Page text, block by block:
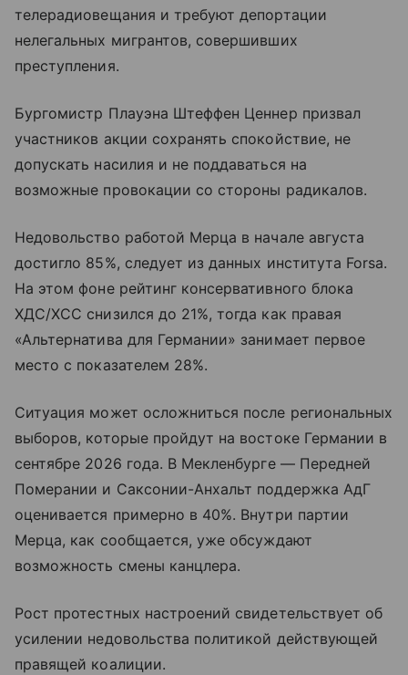
телерадиовещания и требуют депортации
нелегальных мигрантов, совершивших
преступления.
Бургомистр Плауэна Штеффен Ценнер призвал
участников акции сохранять спокойствие, не
допускать насилия и не поддаваться на
возможные провокации со стороны радикалов.
Недовольство работой Мерца в начале августа
достигло 85%, следует из данных института Forsa.
На этом фоне рейтинг консервативного блока
ХДС/ХСС снизился до 21%, тогда как правая
«Альтернатива для Германии» занимает первое
место с показателем 28%.
Ситуация может осложниться после региональных
выборов, которые пройдут на востоке Германии в
сентябре 2026 года. В Мекленбурге — Передней
Померании и Саксонии-Анхальт поддержка АдГ
оценивается примерно в 40%. Внутри партии
Мерца, как сообщается, уже обсуждают
возможность смены канцлера.
Рост протестных настроений свидетельствует об
усилении недовольства политикой действующей
правящей коалиции.